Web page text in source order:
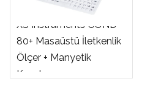
XS Instruments COND
80+ Masaüstü İletkenlik
Ölçer + Manyetik
Karıştırıcı